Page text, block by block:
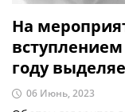
На
году
06 Июнь, 2023